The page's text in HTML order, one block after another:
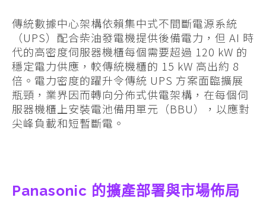
傳統數據中心架構依賴集中式不間斷電源系統
（UPS）配合柴油發電機提供後備電力，但 AI 時
代的高密度伺服器機櫃每個需要超過 120 kW 的
穩定電力供應，較傳統機櫃的 15 kW 高出約 8
倍。電力密度的躍升令傳統 UPS 方案面臨擴展
瓶頸，業界因而轉向分佈式供電架構，在每個伺
服器機櫃上安裝電池備用單元（BBU），以應對
尖峰負載和短暫斷電。
Panasonic 的擴產部署與市場佈局